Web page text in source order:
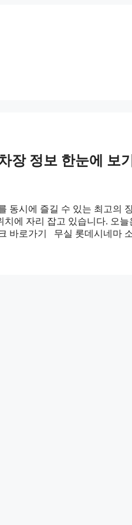
장 정보 한눈에 보기
동시에 즐길 수 있는 최고의
에 자리 잡고 있습니다. 오
바로가기 무실 롯데시네마